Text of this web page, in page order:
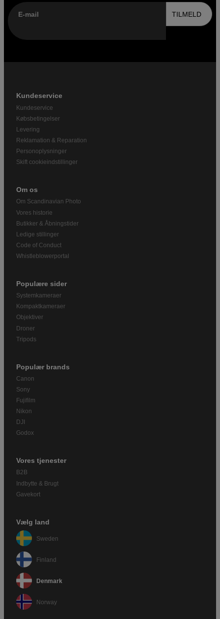
E-mail TILMELD
Kundeservice
Kundeservice
Købsbetingelser
Levering
Reklamation & Reparation
Personoplysninger
Skift cookieindstillinger
Om os
Om Scandinavian Photo
Vores historie
Butikker & Åbningstider
Ledige stillinger
Code of Conduct
Whistleblowerportal
Populære sider
Systemkameraer
Kompaktkameraer
Objektiver
Droner
Tripods
Populær brands
Canon
Sony
Fujifilm
Nikon
DJI
Godox
Vores tjenester
B2B
Indbytte & Brugt
Gavekort
Vælg land
Sweden
Finland
Denmark
Norway